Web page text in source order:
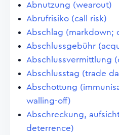
Abnutzung (wearout)
Abrufrisiko (call risk)
Abschlag (markdown;
Abschlussgebühr
Abschlussvermittlung
Abschlusstag (trade
Abschottung
walling-off)
Abschreckung,
deterrence)